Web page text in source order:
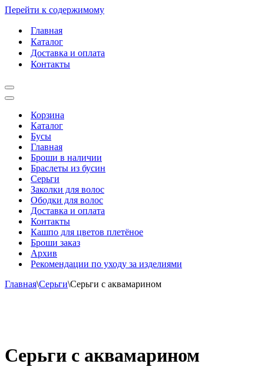
Перейти к содержимому
Главная
Каталог
Доставка и оплата
Контакты
Меню
навигации
Меню
навигацииКорзина
Каталог
Бусы
Главная
Броши в наличии
Браслеты из бусин
Серьги
Заколки для волос
Ободки для волос
Доставка и оплата
Контакты
Кашпо для цветов плетёное
Броши заказ
Архив
Рекомендации по уходу за изделиями
Главная\Серьги\Серьги с аквамарином
Серьги с аквамарином